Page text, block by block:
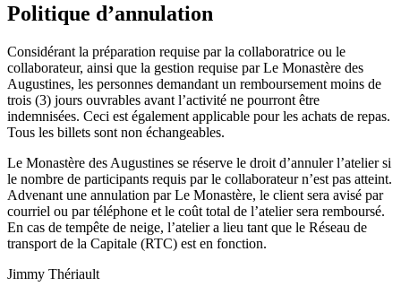
Politique d’annulation
Considérant la préparation requise par la collaboratrice ou le
collaborateur, ainsi que la gestion requise par Le Monastère des
Augustines, les personnes demandant un remboursement moins de
trois (3) jours ouvrables avant l’activité ne pourront être
indemnisées. Ceci est également applicable pour les achats de repas.
Tous les billets sont non échangeables.
Le Monastère des Augustines se réserve le droit d’annuler l’atelier si
le nombre de participants requis par le collaborateur n’est pas atteint.
Advenant une annulation par Le Monastère, le client sera avisé par
courriel ou par téléphone et le coût total de l’atelier sera remboursé.
En cas de tempête de neige, l’atelier a lieu tant que le Réseau de
transport de la Capitale (RTC) est en fonction.
Jimmy Thériault